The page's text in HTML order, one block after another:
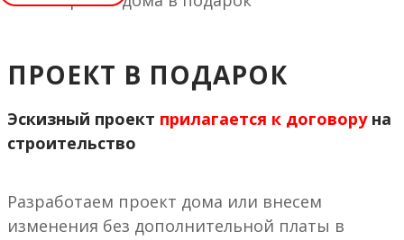
ПРОЕКТ В ПОДАРОК
Эскизный проект прилагается к договоруна
строительство
Разработаем проект дома или внесем
изменения без дополнительной платы в